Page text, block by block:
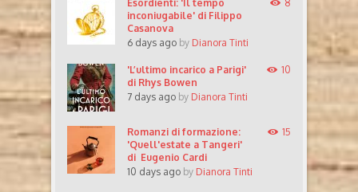
Esordienti: 'Il tempo
inconiugabile' di Filippo
Casanova
6 days ago by Dianora Tinti
8
'L’ultimo incarico a Parigi'
di Rhys Bowen
7 days ago by Dianora Tinti
10
Romanzi di formazione:
'Quell'estate a Tangeri'
di Eugenio Cardi
10 days ago by Dianora Tinti
15